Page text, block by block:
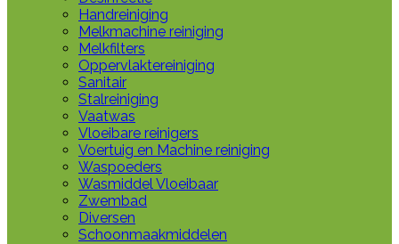
Handreiniging
Melkmachine reiniging
Melkfilters
Oppervlaktereiniging
Sanitair
Stalreiniging
Vaatwas
Vloeibare reinigers
Voertuig en Machine reiniging
Waspoeders
Wasmiddel Vloeibaar
Zwembad
Diversen
Schoonmaakmiddelen